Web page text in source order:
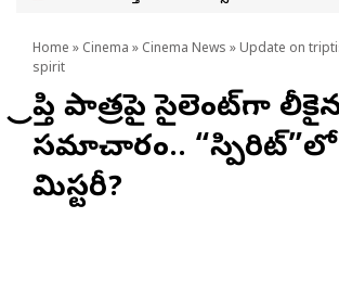
Home » Cinema » Cinema News » Update on
spirit
త్రిప్తి పాత్రపై సైలెంట్‌గా
సమాచారం..
మిస్టరీ?